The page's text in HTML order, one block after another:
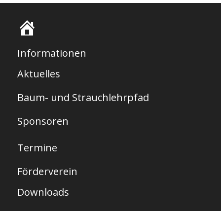
r
t
s
i
t
e
Informationen
Aktuelles
Baum- und Strauchlehrpfad
Sponsoren
Termine
Förderverein
Downloads